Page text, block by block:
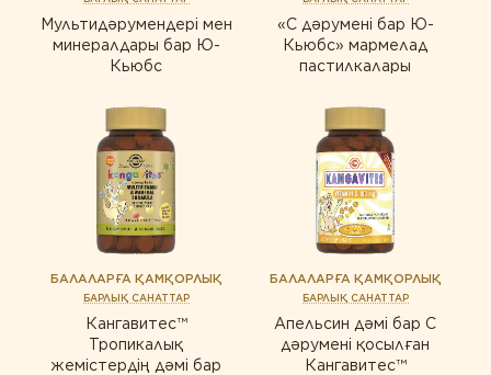
Диета және детокс
Дұрыс ас қорыту
Ерлер денсаулығы
Жүрекке күтім жасау
Зейін қою және есте сақтау
Иммунитет
Көру қабілетін қорғау
Күнделікті қолдау
Сау микрофлора
АЛТЫН СТАНДАРТ
САРАПТАМАЛЫҚ ҚОРЫТЫНДЫ
МАҚАЛАЛАР
Дұрыс ас қорыту
Ерлер денсаулығы
Иммунитет
Көру қабілетін қорғау
Күнделікті қолдау
Спорт және фитнес
Сұлулық
Мультидәрумендері мен
минералдары бар Ю-
Кьюбс
«С дәрумені бар Ю-
Кьюбс» мармелад
пастилкалары
БАЛАЛАРҒА ҚАМҚОРЛЫҚ
БАРЛЫҚ САНАТТАР
Кангавитес™
Тропикалық
жемістердің дәмі бар
БАЛАЛАРҒА ҚАМҚОРЛЫҚ
БАРЛЫҚ САНАТТАР
Апельсин дәмі бар С
дәрумені қосылған
Кангавитес™